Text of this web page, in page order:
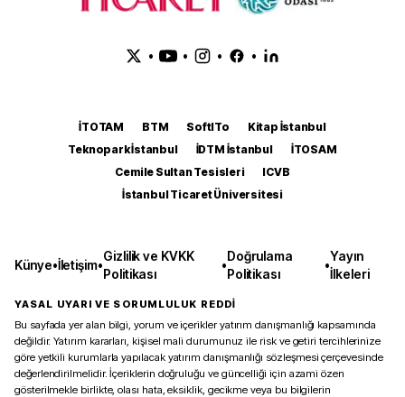
• • • •
İTOTAM BTM SoftITo
Kitap İstanbul
Teknopark İstanbul
İDTM İstanbul
İTOSAM
Cemile Sultan Tesisleri
ICVB
İstanbul Ticaret Üniversitesi
Künye•İletişim•
Gizlilik ve KVKK
Politikası
•
Doğrulama
Politikası
•
Yayın
İlkeleri
YASAL UYARI VE SORUMLULUK REDDİ
Bu sayfada yer alan bilgi, yorum ve içerikler yatırım danışmanlığı kapsamında
değildir. Yatırım kararları, kişisel mali durumunuz ile risk ve getiri tercihlerinize
göre yetkili kurumlarla yapılacak yatırım danışmanlığı sözleşmesi çerçevesinde
değerlendirilmelidir. İçeriklerin doğruluğu ve güncelliği için azami özen
gösterilmekle birlikte, olası hata, eksiklik, gecikme veya bu bilgilerin